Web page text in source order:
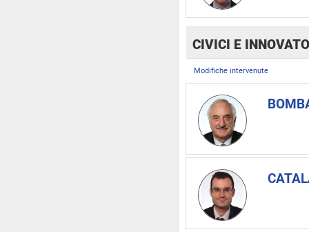
CIVICI E
Modifiche intervenute